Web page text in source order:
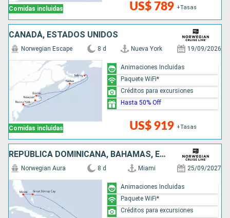
Comidas incluidas US$ 789 +Tasas
CANADÁ, ESTADOS UNIDOS
Comidas incluidas
Norwegian Escape 8 d Nueva York 19/09/2026
US$ 919 +Tasas
Animaciones Incluidas
Paquete WiFi*
Créditos para excursiones
Hasta 50% Off
REPÚBLICA DOMINICANA, BAHAMAS, ESTADOS UNIDOS
Norwegian Aura 8 d Miami 25/09/2027
Animaciones Incluidas
Paquete WiFi*
Créditos para excursiones